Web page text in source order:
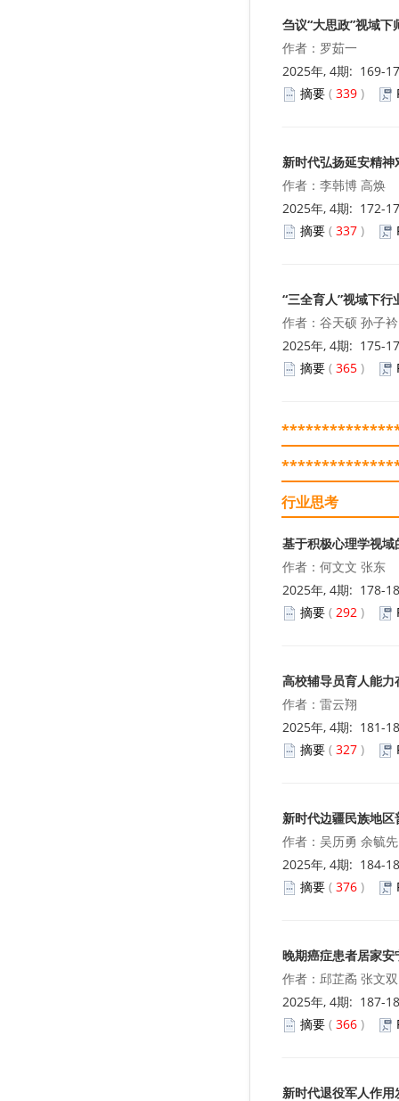
刍议“大思政”视域
作者：罗茹一
2025年, 4期: 169-
摘要 ( 339 )
新时代弘扬延安精
作者：李韩博 高焕
2025年, 4期: 172-
摘要 ( 337 )
“三全育人”视域下
作者：谷天硕 孙子
2025年, 4期: 175-
摘要 ( 365 )
行业思考
基于积极心理学视
作者：何文文 张东
2025年, 4期: 178-
摘要 ( 292 )
高校辅导员育人能
作者：雷云翔
2025年, 4期: 181-
摘要 ( 327 )
新时代边疆民族地
作者：吴历勇 余毓
2025年, 4期: 184-
摘要 ( 376 )
晚期癌症患者居家
作者：邱芷矞 张文双
2025年, 4期: 187-
摘要 ( 366 )
新时代退役军人作用